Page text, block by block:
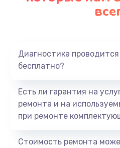
Диагностика проводится
бесплатно?
Есть ли гарантия на
ремонта и на
при ремонте
Стоимость ремонта